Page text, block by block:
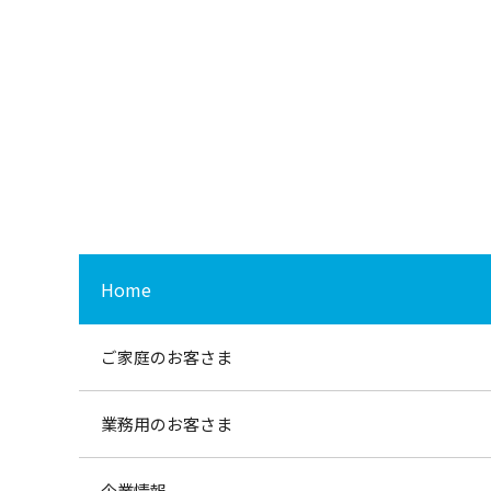
Home
ご家庭のお客さま
業務用のお客さま